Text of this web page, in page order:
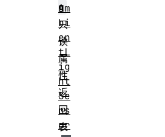
g
只
读
属
性
返
回
表
Am
bi
en
tL
ig
ht
Se
ns
or